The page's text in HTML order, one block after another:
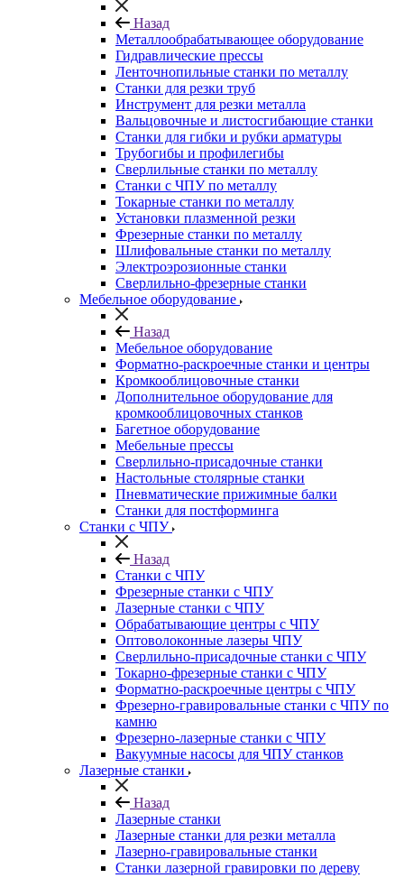
Назад
Металлообрабатывающее оборудование
Гидравлические прессы
Ленточнопильные станки по металлу
Станки для резки труб
Инструмент для резки металла
Вальцовочные и листосгибающие станки
Станки для гибки и рубки арматуры
Трубогибы и профилегибы
Сверлильные станки по металлу
Станки с ЧПУ по металлу
Токарные станки по металлу
Установки плазменной резки
Фрезерные станки по металлу
Шлифовальные станки по металлу
Электроэрозионные станки
Сверлильно-фрезерные станки
Мебельное оборудование
Назад
Мебельное оборудование
Форматно-раскроечные станки и центры
Кромкооблицовочные станки
Дополнительное оборудование для
кромкооблицовочных станков
Багетное оборудование
Мебельные прессы
Сверлильно-присадочные станки
Настольные столярные станки
Пневматические прижимные балки
Станки для постформинга
Станки с ЧПУ
Назад
Станки с ЧПУ
Фрезерные станки с ЧПУ
Лазерные станки с ЧПУ
Обрабатывающие центры с ЧПУ
Оптоволоконные лазеры ЧПУ
Сверлильно-присадочные станки с ЧПУ
Токарно-фрезерные станки с ЧПУ
Форматно-раскроечные центры с ЧПУ
Фрезерно-гравировальные станки с ЧПУ по
камню
Фрезерно-лазерные станки с ЧПУ
Вакуумные насосы для ЧПУ станков
Лазерные станки
Назад
Лазерные станки
Лазерные станки для резки металла
Лазерно-гравировальные станки
Станки лазерной гравировки по дереву